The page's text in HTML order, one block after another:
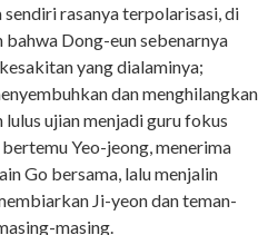
sendiri rasanya terpolarisasi, di
Dong-eun sebenarnya
yang dialaminya;
dan menghilangkan
ujian menjadi guru fokus
Yeo-jeong, menerima
Go bersama, lalu menjalin
Ji-yeon dan teman-
masing.